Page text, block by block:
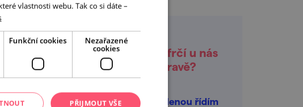
dveře
běžně
Co zrovna frčí u nás
na jižní Moravě?
Tuhle dovolenou řídím
vlastnosti webu. Tak co si dáte –
Funkční cookies
Nezařazené
cookies
PŘIJMOUT VŠE